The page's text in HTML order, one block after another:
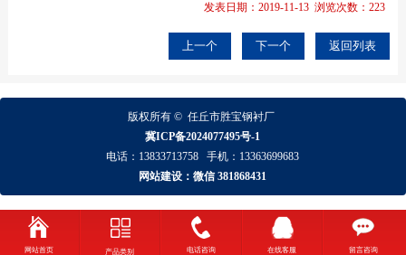
发表日期：2019-11-13 浏览次数：223
上一个 下一个 返回列表
版权所有 ©任丘市胜宝钢衬厂
冀ICP备2024077495号-1
电话： 13833713758 手机： 13363699683
网站建设：微信 381868431
网站首页 产品类别 电话咨询 在线客服 留言咨询